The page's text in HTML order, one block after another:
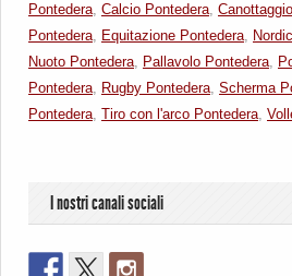
Pontedera, Calcio Pontedera,
Pontedera, Equitazione Pontedera,
Nuoto Pontedera, Pallavolo Pontedera,
Pontedera, Rugby Pontedera, Scherma
Pontedera, Tiro con l'arco Pontedera,
I nostri canali sociali